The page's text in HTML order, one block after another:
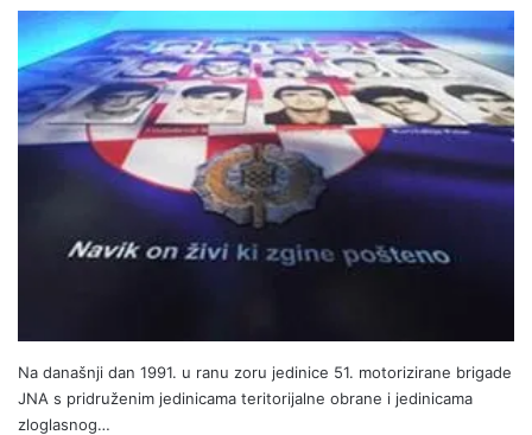
Na današnji dan 1991. u ranu zoru jedinice 51. motorizirane brigade
JNA s pridruženim jedinicama teritorijalne obrane i jedinicama
zloglasnog…